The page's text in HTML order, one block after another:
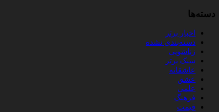
دسته‌ها
اخبار برتر
دسته‌بندی نشده
زناشویی
سبک برتر
عاشقانه
عشق
علمی
فرهنگ
قیمت